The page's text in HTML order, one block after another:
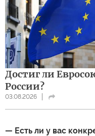
Достиг ли
России?
03.08.2026
— Есть ли у вас